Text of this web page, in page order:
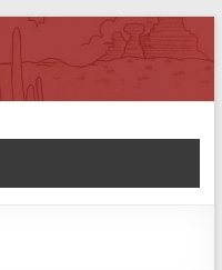
Foresta